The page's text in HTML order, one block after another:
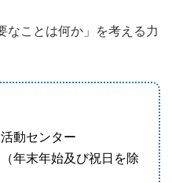
なことは何か」を考える力
動センター
年末年始及び祝日を除